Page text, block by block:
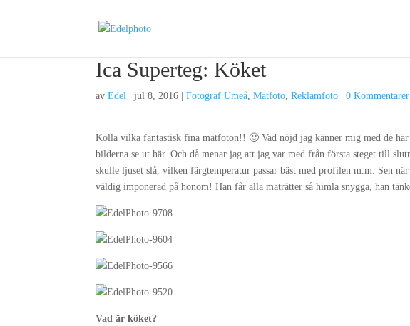
Ica Superteg: Köket
avEdel |jul 8, 2016 |Fotograf Umeå,Matfoto,Reklamfoto |0 Kommentarer
Kolla vilka fantastisk fina matfoton!! 🙂 Vad nöjd jag känner mig med de
bilderna se ut här. Och då menar jag att jag var med från första steget till
skulle ljuset slå, vilken färgtemperatur passar bäst med profilen m.m. Sen
väldig imponerad på honom! Han får alla maträtter så himla snygga, han
Vad är köket?